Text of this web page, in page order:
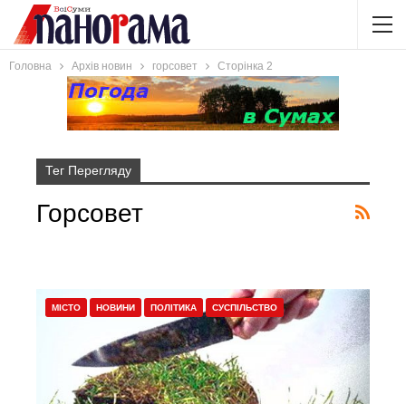
Головна Архів новин горсовет Сторінка 2
Тег Перегляду
Горсовет
МІСТО НОВИНИ ПОЛІТИКА СУСПІЛЬСТВО